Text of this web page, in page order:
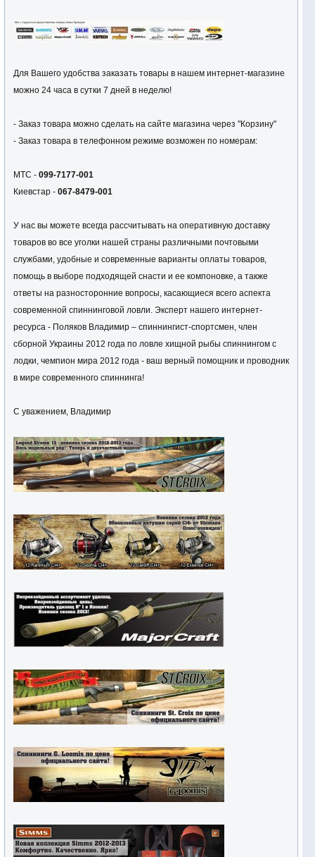
Для Вашего удобства заказать товары в нашем интернет-магазине
можно 24 часа в сутки 7 дней в неделю!
- Заказ товара можно сделать на сайте магазина через "Корзину"
- Заказ товара в телефонном режиме возможен по номерам:
МТС - 099-7177-001
Киевстар - 067-8479-001
У нас вы можете всегда рассчитывать на оперативную доставку
товаров во все уголки нашей страны различными почтовыми
службами, удобные и современные варианты оплаты товаров,
помощь в выборе подходящей снасти и ее компоновке, а также
ответы на разносторонние вопросы, касающиеся всего аспекта
современной спиннинговой ловли. Эксперт нашего интернет-
ресурса - Поляков Владимир – спиннингист-спортсмен, член
сборной Украины 2012 года по ловле хищной рыбы спиннингом с
лодки, чемпион мира 2012 года - ваш верный помощник и проводник
в мире современного спиннинга!
С уважением, Владимир